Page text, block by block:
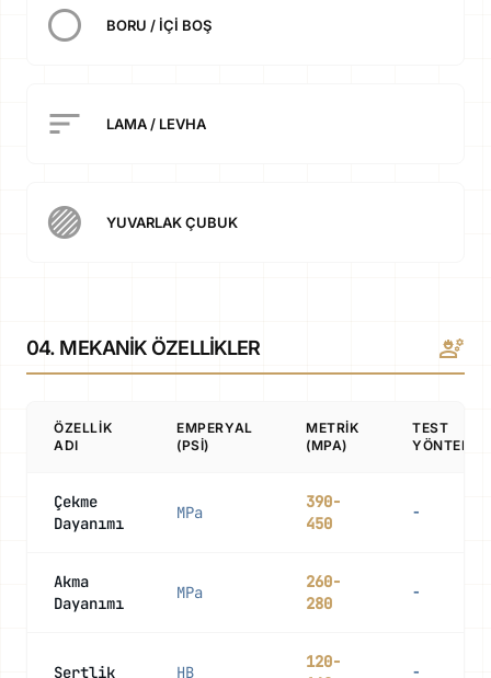
radio_button_unchecked BORU / İÇI BOŞ
sort LAMA / LEVHA
stroke_full YUVARLAK ÇUBUK
04. MEKANIK ÖZELLIKLER engineering
ÖZELLIK
ADI
EMPERYAL
(PSI)
METRIK
(MPA)
TEST
YÖNTEMI
Çekme
Dayanımı
MPa
390-
450
-
Akma
Dayanımı
MPa
260-
280
-
Sertlik HB
120-
-